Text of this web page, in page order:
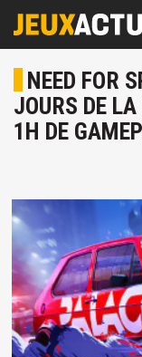
NEED FOR
JOURS DE
1H DE